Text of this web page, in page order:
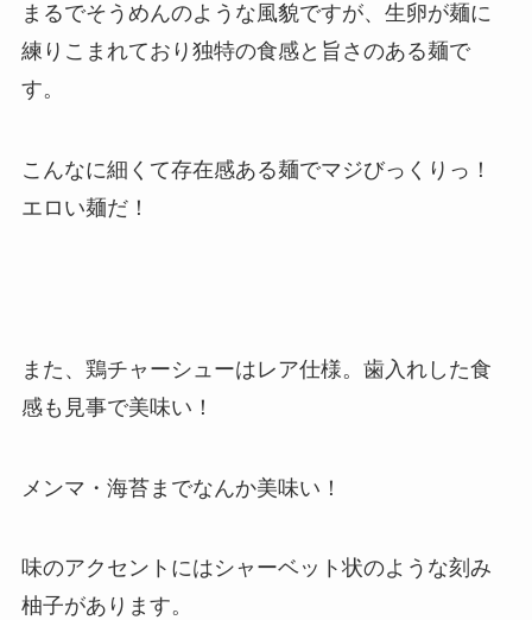
まるでそうめんのような風貌ですが、生卵が麺に
練りこまれており独特の食感と旨さのある麺で
す。
こんなに細くて存在感ある麺でマジびっくりっ！
エロい麺だ！
また、鶏チャーシューはレア仕様。歯入れした食
感も見事で美味い！
メンマ・海苔までなんか美味い！
味のアクセントにはシャーベット状のような刻み
柚子があります。